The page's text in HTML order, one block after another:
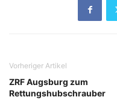
Vorheriger Artikel
ZRF Augsburg zum
Rettungshubschrauber